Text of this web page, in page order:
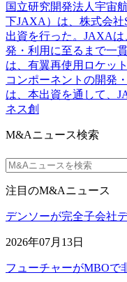
国立研究開発法人宇宙
下JAXA）は、株式会社
出資を行った。JAXA
発・利用に至るまで一
は、有翼再使用ロケッ
コンポーネントの開発
は、本出資を通して、
ネス創
M&Aニュース検索
注目のM&Aニュース
デンソーが完全子会社
2026年07月13日
フューチャーがMBOで